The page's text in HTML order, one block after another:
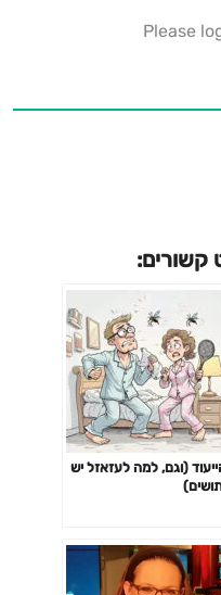
Please
קשורים:
(וגם, למה לעזאזל יש